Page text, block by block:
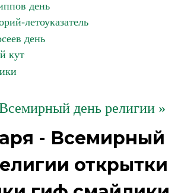
день
летоуказатель
день
кут
день религии »
- Всемирный
открытки